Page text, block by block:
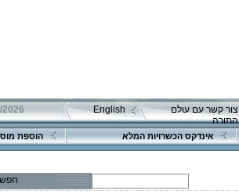
צור קשר עם עולם
התורה
English
אינדקס הכשרויות המלא הוספת
חפש
טלפון 2: